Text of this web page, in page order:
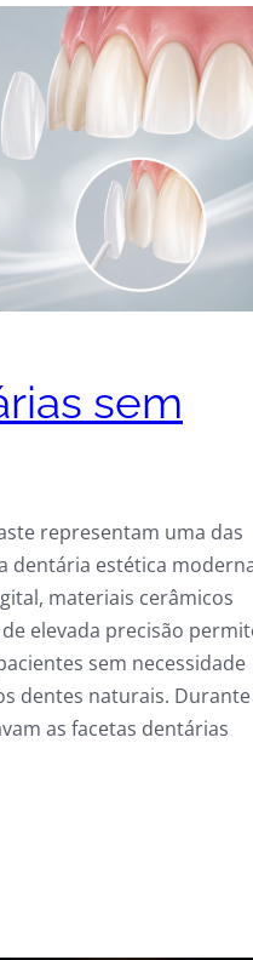
sem
representam uma das
dentária estética
materiais cerâmicos
elevada precisão
sem necessidade
dentes naturais. Durante
as facetas dentárias